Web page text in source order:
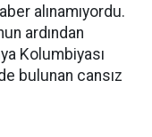
alınamıyordu.
ardından
Kolumbiyası
bulunan cansız